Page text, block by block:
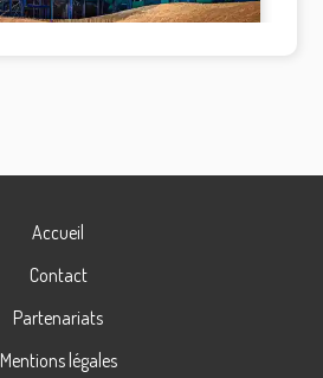
Accueil
Contact
Partenariats
Mentions légales